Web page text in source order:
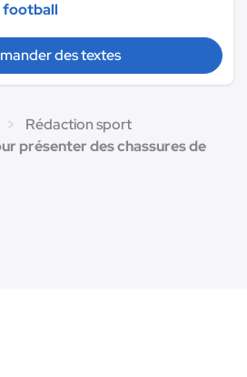
football
des textes
Rédaction sport
présenter des chassures de